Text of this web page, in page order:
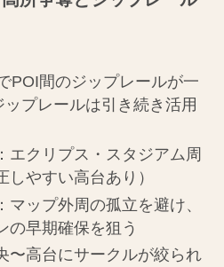
POI間のジップレールが一
プレールは引き続き活用
：エクリプス・スタジアム周
やすい高台あり）
：マップ外周の孤立を避け、
の早期確保を狙う
〜高台にサークルが絞られ